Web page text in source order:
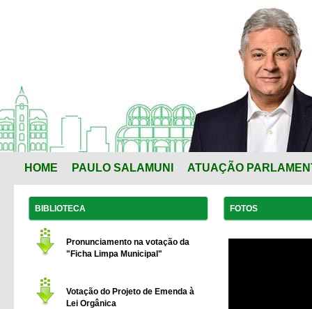
HOME PAULO SALAMUNI ATUAÇÃO
BIBLIOTECA
Pronunciamento na votação da
"Ficha Limpa Municipal"
Votação do Projeto de Emenda à
Lei Orgânica
FOTOS